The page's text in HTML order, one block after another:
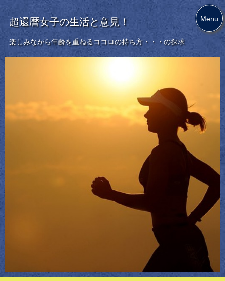
超還暦女子の生活と意見！
楽しみながら年齢を重ねるココロの持ち方・・・の探求
Menu